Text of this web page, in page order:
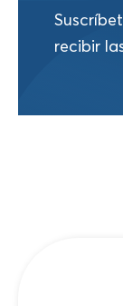
recibir